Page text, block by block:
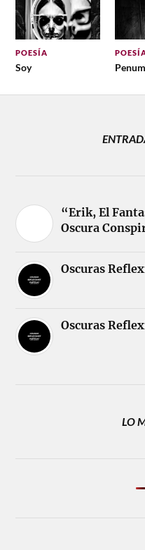
POESÍA
Soy
“Erik, El
Oscura
Oscuras
Oscuras
LO